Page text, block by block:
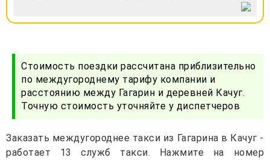
Стоимость поездки рассчитана приблизительно
по междугороднему тарифу компании и
расстоянию между Гагарин и деревней Качуг.
Точную стоимость уточняйте у диспетчеров
Заказать междугороднее такси из Гагарина в Качуг -
работает 13 служб такси. Нажмите на номер